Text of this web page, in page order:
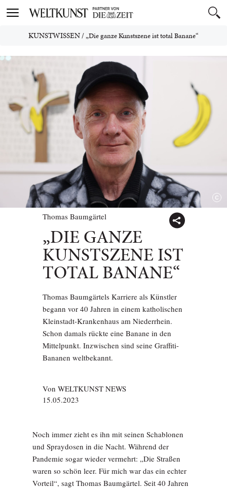
Toggle
KUNSTWISSEN/„Die ganze Kunstszene ist total Banane“
Thomas Baumgärtel
„DIE GANZE
KUNSTSZENE IST
TOTAL BANANE“
Thomas Baumgärtels Karriere als Künstler
begann vor 40 Jahren in einem katholischen
Kleinstadt-Krankenhaus am Niederrhein.
Schon damals rückte eine Banane in den
Mittelpunkt. Inzwischen sind seine Graffiti-
Bananen weltbekannt.
Von WELTKUNST NEWS
15.05.2023
Noch immer zieht es ihn mit seinen Schablonen
und Spraydosen in die Nacht. Während der
Pandemie sogar wieder vermehrt: „Die Straßen
waren so schön leer. Für mich war das ein echter
Vorteil“, sagt Thomas Baumgärtel. Seit 40 Jahren